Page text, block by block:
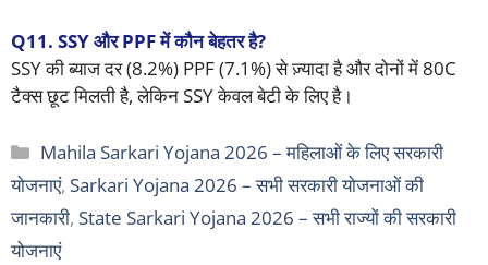
Q11. SSY और PPF में कौन बेहतर है?
SSY की ब्याज दर (8.2%) PPF (7.1%) से ज़्यादा है और दोनों में 80C
टैक्स छूट मिलती है, लेकिन SSY केवल बेटी के लिए है।
Categories
Mahila Sarkari Yojana 2026 – महिलाओं के लिए सरकारी
योजनाएं, Sarkari Yojana 2026 – सभी सरकारी योजनाओं की
जानकारी, State Sarkari Yojana 2026 – सभी राज्यों की सरकारी
योजनाएं